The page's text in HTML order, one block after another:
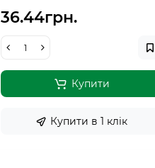
36.44грн.
Купити
Купити в 1 клiк